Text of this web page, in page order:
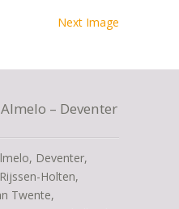
Next Image
– Deventer
Deventer,
Holten,
Twente,